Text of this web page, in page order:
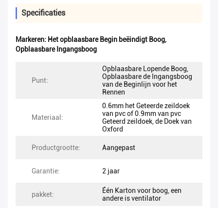
Specificaties
Markeren: Het opblaasbare Begin beëindigt Boog,
Opblaasbare Ingangsboog
Punt:
Opblaasbare Lopende Boog,
Opblaasbare de Ingangsboog
van de Beginlijn voor het
Rennen
Materiaal:
0.6mm het Geteerde zeildoek
van pvc of 0.9mm van pvc
Geteerd zeildoek, de Doek van
Oxford
Productgrootte: Aangepast
Garantie: 2 jaar
pakket:
Één Karton voor boog, een
andere is ventilator